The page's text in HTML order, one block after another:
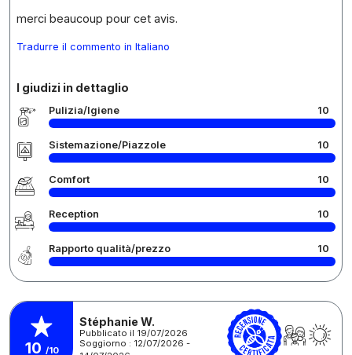
merci beaucoup pour cet avis.
Tradurre il commento in Italiano
I giudizi in dettaglio
Pulizia/Igiene 10
Sistemazione/Piazzole 10
Comfort 10
Reception 10
Rapporto qualità/prezzo 10
10 /10
Stéphanie W.
Pubblicato il 19/07/2026
Soggiorno : 12/07/2026 -